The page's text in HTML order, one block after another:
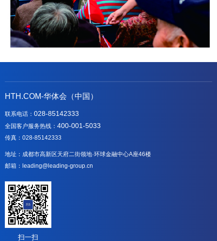
HTH.COM-华体会（中国）
联系电话： 028-85142333
全国客户服务热线： 400-001-5033
传真：028-85142333
地址：成都市高新区天府二街领地·环球金融中心A座46楼
邮箱：leading@leading-group.cn
扫一扫